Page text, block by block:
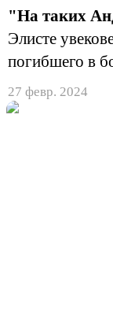
"На таких
Элисте
погибшего в
27 февр. 2024